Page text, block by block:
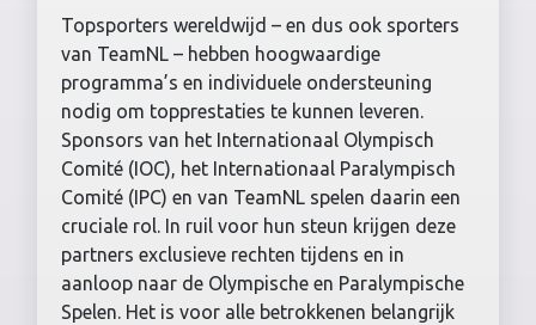
Topsporters wereldwijd – en dus ook sporters
van TeamNL – hebben hoogwaardige
programma’s en individuele ondersteuning
nodig om topprestaties te kunnen leveren.
Sponsors van het Internationaal Olympisch
Comité (IOC), het Internationaal Paralympisch
Comité (IPC) en van TeamNL spelen daarin een
cruciale rol. In ruil voor hun steun krijgen deze
partners exclusieve rechten tijdens en in
aanloop naar de Olympische en Paralympische
Spelen. Het is voor alle betrokkenen belangrijk